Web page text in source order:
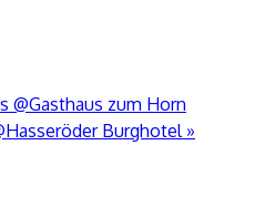
@Gasthaus zum Horn
Burghotel »